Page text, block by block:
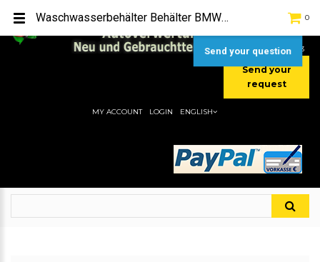
[+49] (0) 2232-5205
[+49] (0) 177 / 4080033
Send your
request
0
MY ACCOUNT LOGIN ENGLISH
Waschwasserbehälter Behälter BMW 3er E36 Geiger 2,5L 61.66-13873839
Send your question